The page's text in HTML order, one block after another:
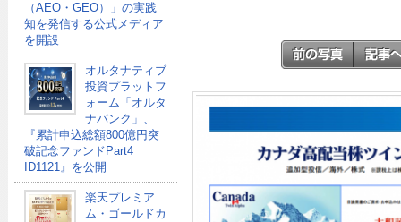
（AEO・GEO）」の実践
知を発信する公式メディア
を開設
オルタナティブ
投資プラットフ
ォーム「オルタ
ナバンク」、
『累計申込総額800億円突
破記念ファンドPart4
ID1121』を公開
楽天プレミア
ム・ゴールドカ